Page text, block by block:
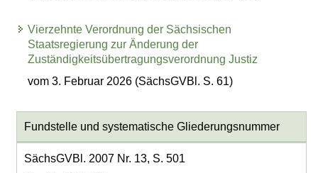
Vierzehnte Verordnung der Sächsischen
Staatsregierung zur Änderung der
Zuständigkeitsübertragungsverordnung Justiz
vom 3. Februar 2026 (SächsGVBl. S. 61)
Fundstelle und systematische Gliederungsnummer
SächsGVBl. 2007 Nr. 13, S. 501